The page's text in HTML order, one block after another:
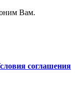
Вам.
соглашения